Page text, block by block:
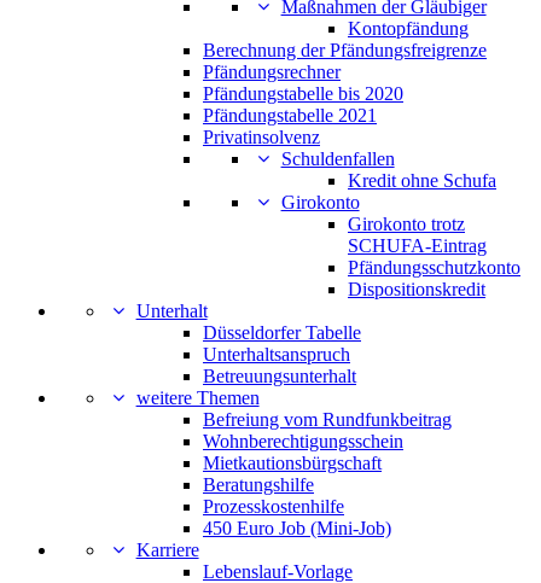
Maßnahmen der Gläubiger
Kontopfändung
Berechnung der Pfändungsfreigrenze
Pfändungsrechner
Pfändungstabelle bis 2020
Pfändungstabelle 2021
Privatinsolvenz
Schuldenfallen
Kredit ohne Schufa
Girokonto
Girokonto trotz
SCHUFA-Eintrag
Pfändungsschutzkonto
Dispositionskredit
Unterhalt
Düsseldorfer Tabelle
Unterhaltsanspruch
Betreuungsunterhalt
weitere Themen
Befreiung vom Rundfunkbeitrag
Wohnberechtigungsschein
Mietkautionsbürgschaft
Beratungshilfe
Prozesskostenhilfe
450 Euro Job (Mini-Job)
Karriere
Lebenslauf-Vorlage